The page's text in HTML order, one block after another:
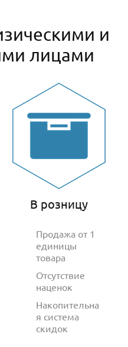
и
лицами
В розницу
Продажа от 1
единицы
товара
Отсутствие
наценок
Накопительна
я система
скидок